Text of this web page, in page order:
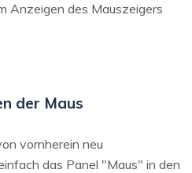
Anzeigen des Mauszeigers
der Maus
vornherein neu
das Panel "Maus" in den